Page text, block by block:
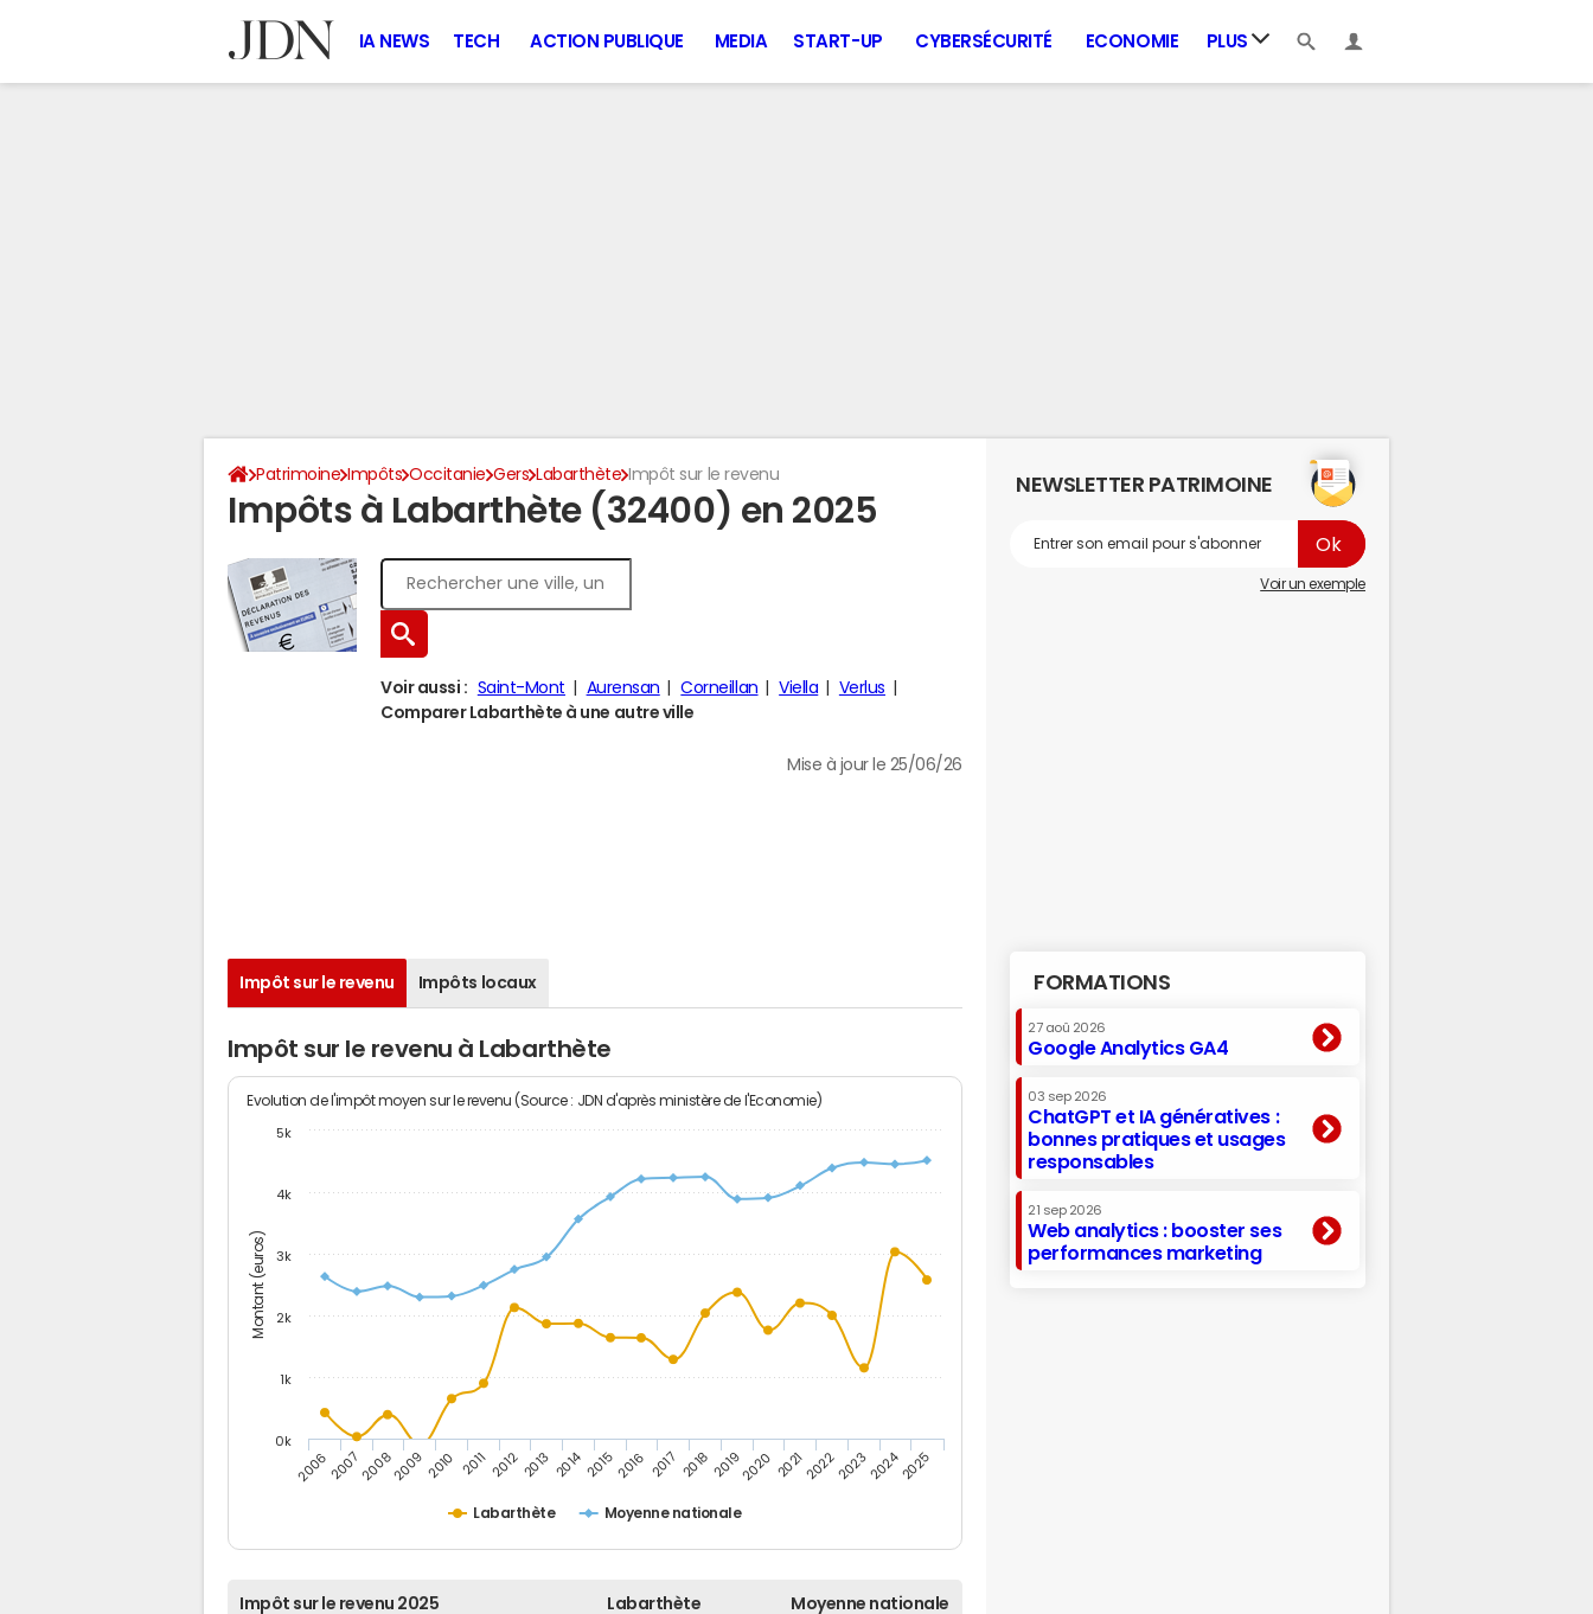
IA NEWS TECH ACTION PUBLIQUE MEDIA START-UP CYBERSÉCURITÉ ECONOMIE PLUS
Patrimoine Impôts Occitanie Gers Labarthète Impôt sur le revenu
Impôts à Labarthète (32400) en 2025
Voir aussi : Saint-Mont Aurensan Corneillan Viella
Verlus
Comparer Labarthète à une autre ville
Mise à jour le 25/06/26
Impôt sur le revenu Impôts locaux
Impôt sur le revenu à Labarthète
Montant (euros)
Evolution de l'impôt moyen sur le revenu (Source : JDN d'après ministère de l'Economie)
Labarthète Moyenne nationale
20062007200820092010 2011 20122013 201420152016 2017 201820192020 20212022202320242025
0k
1k
2k
3k
4k
5k
Impôt sur le revenu 2025 Labarthète Moyenne nationale
NEWSLETTER PATRIMOINE
Voir un exemple
FORMATIONS
27 aoû 2026
Google Analytics GA4
03 sep 2026
ChatGPT et IA génératives :
bonnes pratiques et usages
responsables
21 sep 2026
Web analytics : booster ses
performances marketing